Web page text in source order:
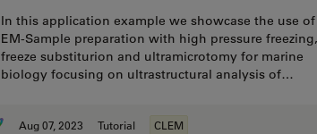
In this application example we showcase the use of
EM-Sample preparation with high pressure freezing,
freeze substiturion and ultramicrotomy for marine
biology focusing on ultrastructural analysis of…
Aug 07, 2023 Tutorial CLEM